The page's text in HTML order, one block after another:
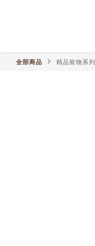
全部商品 精品寵物系列